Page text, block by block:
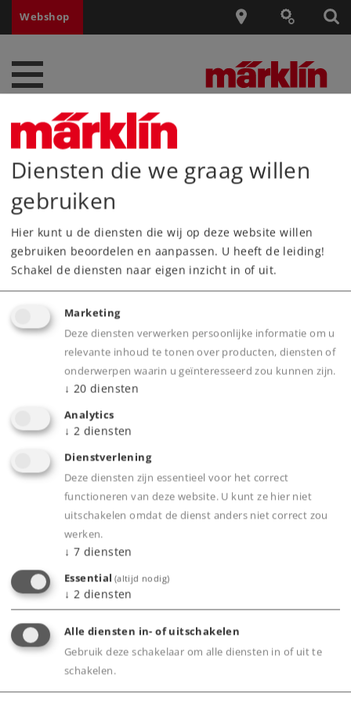
Webshop
Zoeken
Helaas kon bij uw zoekaanvrage geen product
gevonden worden.
Producten
Service
Nieuws
Belevenis
Bedrijf
Webshop
Diensten die we graag willen
gebruiken
Hier kunt u de diensten die wij op deze website willen
gebruiken beoordelen en aanpassen. U heeft de leiding!
Schakel de diensten naar eigen inzicht in of uit.
Marketing
Deze diensten verwerken persoonlijke informatie om u
relevante inhoud te tonen over producten, diensten of
onderwerpen waarin u geïnteresseerd zou kunnen zijn.
↓ 20 diensten
Analytics
↓ 2 diensten
Dienstverlening
Deze diensten zijn essentieel voor het correct
functioneren van deze website. U kunt ze hier niet
uitschakelen omdat de dienst anders niet correct zou
werken.
↓ 7 diensten
Essential (altijd nodig)
↓ 2 diensten
Alle diensten in- of uitschakelen
Gebruik deze schakelaar om alle diensten in of uit te
schakelen.